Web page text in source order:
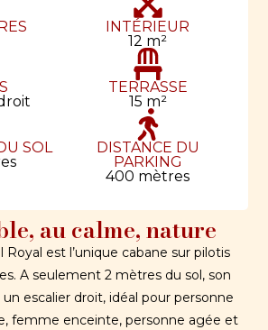
au calme, nature
Royal est l’unique cabane sur pilotis
A seulement 2 mètres du sol, son
escalier droit, idéal pour personne
femme enceinte, personne agée et
SOL
INTÉRIEUR
12 m²
TERRASSE
15 m²
DISTANCE DU
PARKING
400 mètres